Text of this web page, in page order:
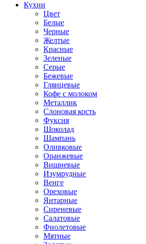
Кухни
Цвет
Белые
Черные
Желтые
Красные
Зеленые
Серые
Бежевые
Глянцевые
Кофе с молоком
Металлик
Слоновая кость
Фуксия
Шоколад
Шампань
Оливковые
Оранжевые
Вишневые
Изумрудные
Венге
Ореховые
Янтарные
Сиреневые
Салатовые
Фиолетовые
Мятные